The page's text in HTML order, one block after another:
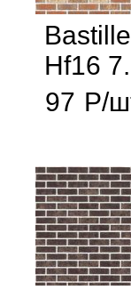
Hf16
97 Р/